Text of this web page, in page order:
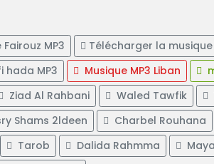
MP3
Télécharger la musique
hada MP3
Musique MP3 Liban
Ziad Al Rahbani Waled Tawfik
Shams 2ldeen Charbel Rouhana
Tarob Dalida Rahmma